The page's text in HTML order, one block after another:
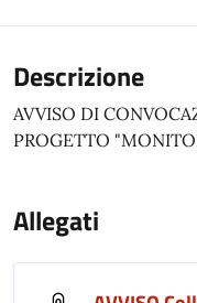
Descrizione
AVVISO DI
PROGETTO
Allegati